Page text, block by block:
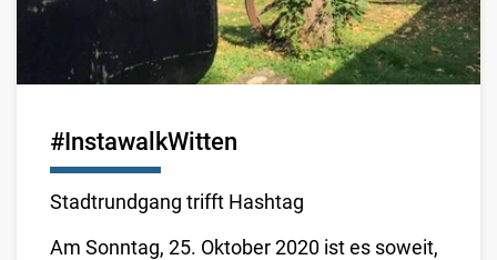
#InstawalkWitten
Stadtrundgang trifft Hashtag
Am Sonntag, 25. Oktober 2020 ist es soweit,